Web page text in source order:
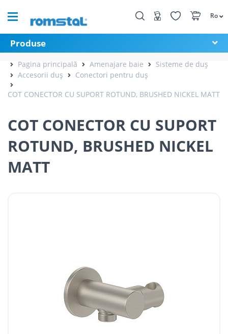
Ro
Produse
Pagina principală Amenajare baie
Sisteme de duș
Accesorii duș
Conectori pentru duș
COT CONECTOR CU SUPORT ROTUND, BRUSHED NICKEL MATT
COT CONECTOR CU SUPORT
ROTUND, BRUSHED NICKEL
MATT